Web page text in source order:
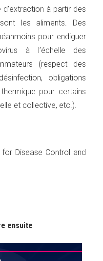
à partir des
les aliments. Des
pour endiguer
à l’échelle des
(respect des
obligations
pour certains
et collective, etc.).
Disease Control and
ensuite